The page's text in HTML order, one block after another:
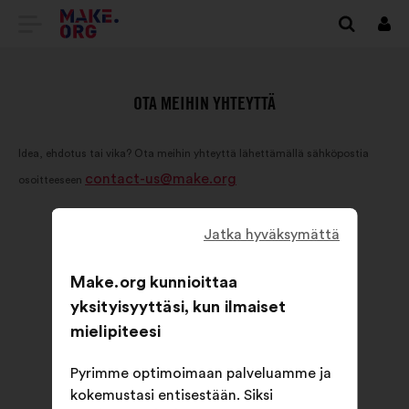
SIIRRY
KOTISIVULLE
OTA MEIHIN YHTEYTTÄ
Idea, ehdotus tai vika? Ota meihin yhteyttä lähettämällä sähköpostia
osoitteeseen contact-us@make.org
Jatka hyväksymättä
Make.org kunnioittaa
yksityisyyttäsi, kun ilmaiset
mielipiteesi
Pyrimme optimoimaan palveluamme ja
kokemustasi entisestään. Siksi